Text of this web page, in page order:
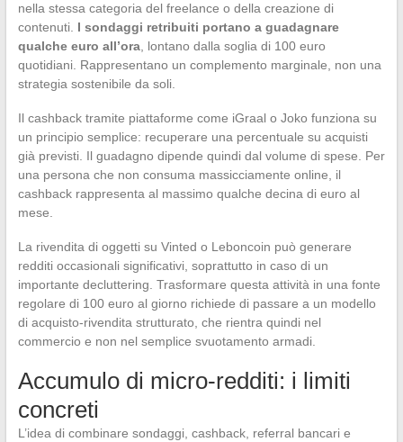
nella stessa categoria del freelance o della creazione di
contenuti. I sondaggi retribuiti portano a guadagnare
qualche euro all’ora, lontano dalla soglia di 100 euro
quotidiani. Rappresentano un complemento marginale, non una
strategia sostenibile da soli.
Il cashback tramite piattaforme come iGraal o Joko funziona su
un principio semplice: recuperare una percentuale su acquisti
già previsti. Il guadagno dipende quindi dal volume di spese. Per
una persona che non consuma massicciamente online, il
cashback rappresenta al massimo qualche decina di euro al
mese.
La rivendita di oggetti su Vinted o Leboncoin può generare
redditi occasionali significativi, soprattutto in caso di un
importante decluttering. Trasformare questa attività in una fonte
regolare di 100 euro al giorno richiede di passare a un modello
di acquisto-rivendita strutturato, che rientra quindi nel
commercio e non nel semplice svuotamento armadi.
Accumulo di micro-redditi: i limiti
concreti
L’idea di combinare sondaggi, cashback, referral bancari e